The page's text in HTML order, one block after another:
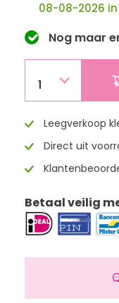
08-08-2026
Nog maar
1
Leegverkoop
Direct uit
Betaal veilig